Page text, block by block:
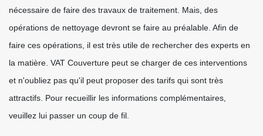
nécessaire de faire des travaux de traitement. Mais, des
opérations de nettoyage devront se faire au préalable. Afin de
faire ces opérations, il est très utile de rechercher des experts en
la matière. VAT Couverture peut se charger de ces interventions
et n'oubliez pas qu'il peut proposer des tarifs qui sont très
attractifs. Pour recueillir les informations complémentaires,
veuillez lui passer un coup de fil.